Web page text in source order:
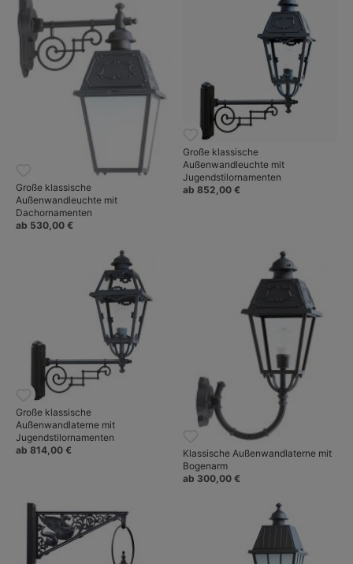
Große klassische
Außenwandleuchte mit
Dachornamenten
ab 530,00 €
Große klassische
Außenwandleuchte mit
Jugendstilornamenten
ab 852,00 €
Große klassische
Außenwandlaterne mit
Jugendstilornamenten
ab 814,00 €
Klassische Außenwandlaterne mit
Bogenarm
ab 300,00 €